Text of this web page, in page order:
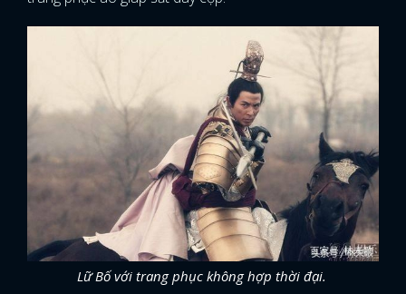
Lữ Bố với trang phục không hợp thời đại.